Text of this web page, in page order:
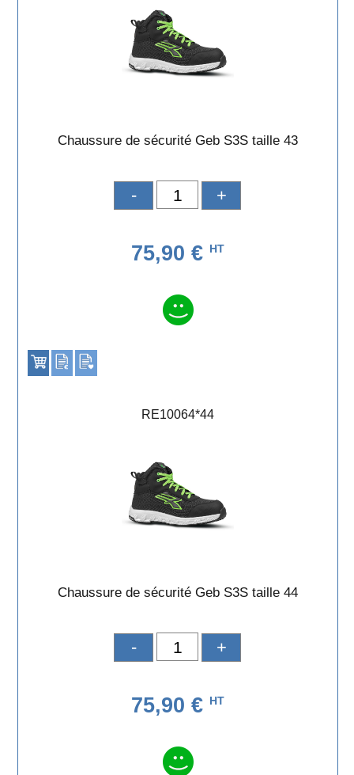
Chaussure de sécurité Geb S3S taille 43
- +
75,90 € HT
RE10064*44
Chaussure de sécurité Geb S3S taille 44
- +
75,90 € HT